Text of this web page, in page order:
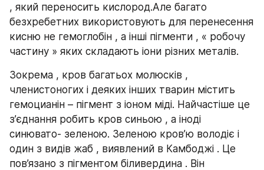
, який переносить кислород.Але багато
безхребетних використовують для перенесення
кисню не гемоглобін , а інші пігменти , « робочу
частину » яких складають іони різних металів.
Зокрема , кров багатьох молюсків ,
членистоногих і деяких інших тварин містить
гемоцианін – пігмент з іоном міді. Найчастіше це
з’єднання робить кров синьою , а іноді
синювато- зеленою. Зеленою кров’ю володіє і
один з видів жаб , виявлений в Камбоджі . Це
пов’язано з пігментом біливердина . Він